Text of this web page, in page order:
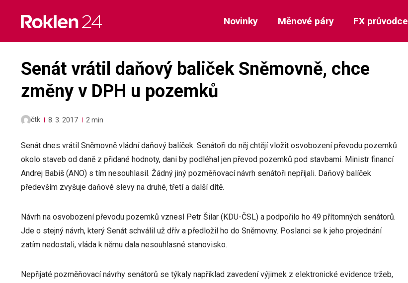
content
Novinky Měnové páry FX průvodce
Senát vrátil daňový baliček Sněmovně, chce
změny v DPH u pozemků
čtk 8. 3. 2017 2 min
Senát dnes vrátil Sněmovně vládní daňový balíček. Senátoři do něj chtějí vložit osvobození převodu pozemků
okolo staveb od daně z přidané hodnoty, dani by podléhal jen převod pozemků pod stavbami. Ministr financí
Andrej Babiš (ANO) s tím nesouhlasil. Žádný jiný pozměňovací návrh senátoři nepřijali. Daňový balíček
především zvyšuje daňové slevy na druhé, třetí a další dítě.
Návrh na osvobození převodu pozemků vznesl Petr Šilar (KDU-ČSL) a podpořilo ho 49 přítomných senátorů.
Jde o stejný návrh, který Senát schválil už dřív a předložil ho do Sněmovny. Poslanci se k jeho projednání
zatím nedostali, vláda k němu dala nesouhlasné stanovisko.
Nepřijaté pozměňovací návrhy senátorů se týkaly například zavedení výjimek z elektronické evidence tržeb,